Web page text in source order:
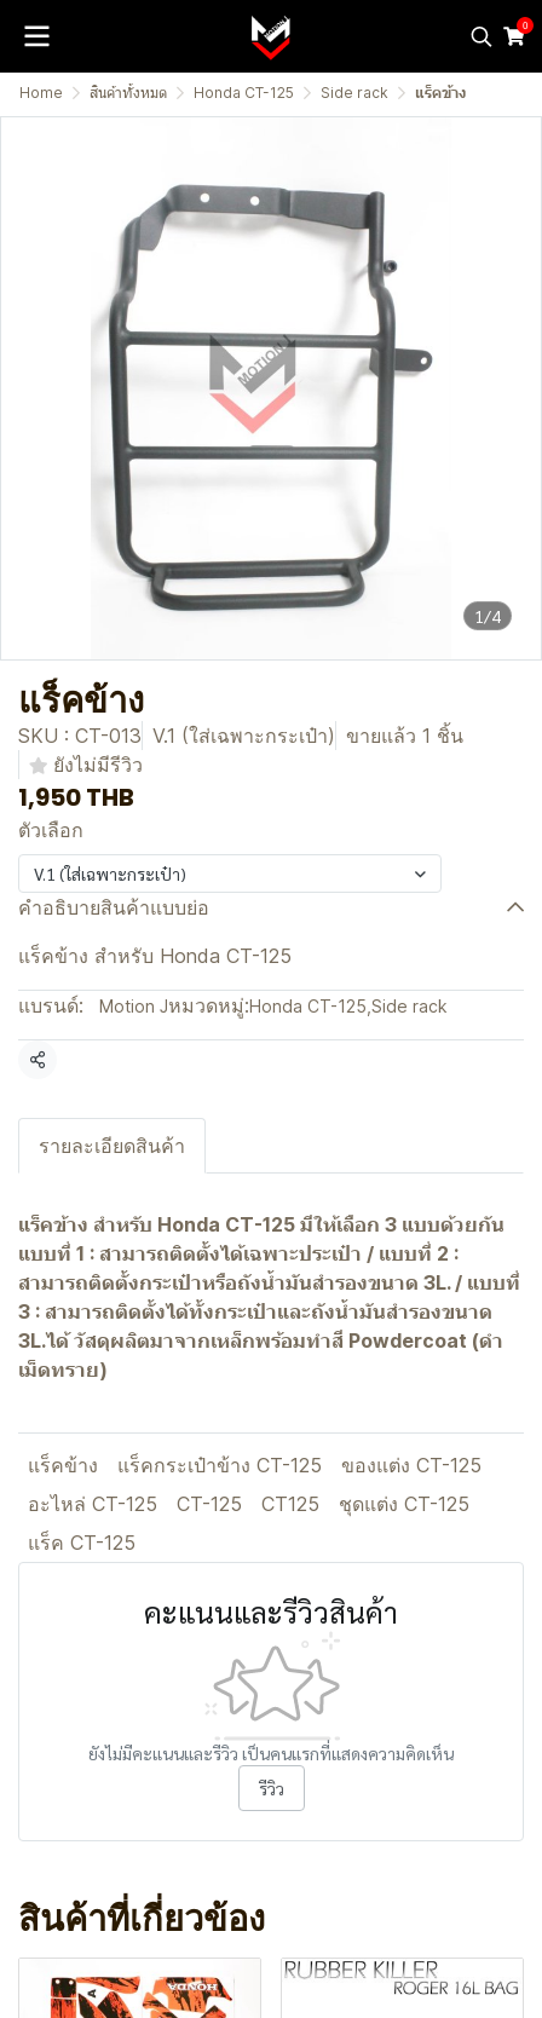
0
Home สินค้าทั้งหมด Honda CT-125 Side rack แร็คข้าง
1/4
แร็คข้าง
SKU : CT-013 V.1 (ใส่เฉพาะกระเป๋า) ขายแล้ว 1 ชิ้น
ยังไม่มีรีวิว
1,950 THB
ตัวเลือก
V.1 (ใส่เฉพาะกระเป๋า)
คำอธิบายสินค้าแบบย่อ
แร็คข้าง สำหรับ Honda CT-125
แบรนด์: Motion Jหมวดหมู่:Honda CT-125 Side rack
แชร์
รายละเอียดสินค้า
แร็คข้าง สำหรับ Honda CT-125 มีให้เลือก 3 แบบด้วยกัน
แบบที่ 1 : สามารถติดตั้งได้เฉพาะประเป๋า / แบบที่ 2 :
สามารถติดตั้งกระเป๋าหรือถังน้ำมันสำรองขนาด 3L. / แบบที่
3 : สามารถติดตั้งได้ทั้งกระเป๋าและถังน้ำมันสำรองขนาด
3L.ได้ วัสดุผลิตมาจากเหล็กพร้อมทำสี Powdercoat (ดำ
เม็ดทราย)
แร็คข้าง แร็คกระเป๋าข้าง CT-125
ของแต่ง CT-125
อะไหล่ CT-125
CT-125 CT125
ชุดแต่ง CT-125
แร็ค CT-125
คะแนนและรีวิวสินค้า
ยังไม่มีคะแนนและรีวิว เป็นคนแรกที่แสดงความคิดเห็น
รีวิว
สินค้าที่เกี่ยวข้อง